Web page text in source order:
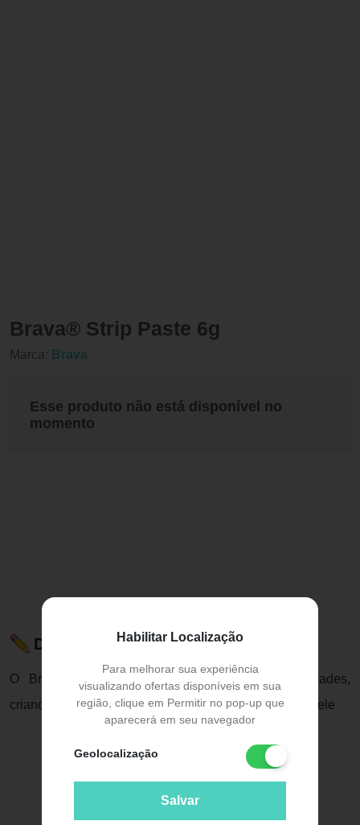
Habilitar Localização
Para melhorar sua experiência
visualizando ofertas disponíveis em sua
região, clique em Permitir no pop-up que
aparecerá em seu navegador
Geolocalização
Salvar
Brava® Strip Paste 6g
Marca: Brava
Esse produto não está disponível no
momento
Descrição do Produto
O Brava® Strip Paste preenche dobras e cavidades,
criando uma vedação firme entre a base adesiva e a pele